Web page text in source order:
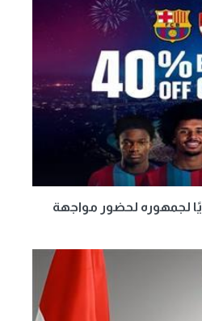
لجمهوره لحضور مواجهة